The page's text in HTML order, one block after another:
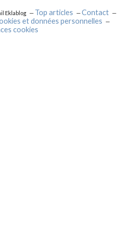
Eklablog Top articles
Contact
et données personnelles
cookies